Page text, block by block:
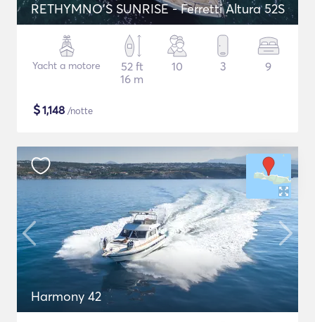
RETHYMNO'S SUNRISE - Ferretti Altura 52S
Yacht a motore
52 ft
16 m
10 3 9
$1,148 /notte
Harmony 42